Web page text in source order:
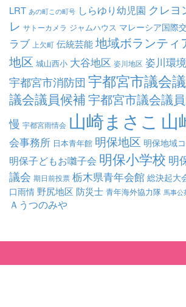
LRT あの町この町号 しらゆり幼児園 クレヨ
レ サトーカメラ ジャムハウス マレーシア国際
ラブ 上欠町 伝統芸能地域ボランティ
地区 城山西小 大谷地区 姿川地区 姿川環
宇都宮市消防団 宇都宮市議会
議会議員候補宇都宮市議会議
慢 宇都宮雨情会 山崎まさこ 山
会事務所 日本青年館 明保地区 明保地域
明保子どもお囃子会 明保小学校 明
議会 期日前投票 栃木県青年会館 総決起大
口雨情 野尻地区 防災士 青年海外協力隊 馬事公
Ａうつのみや